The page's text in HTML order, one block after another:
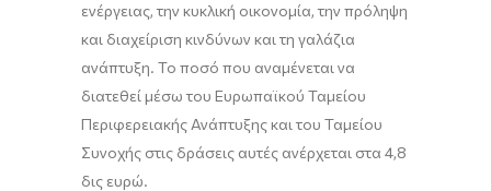
ενέργειας, την κυκλική οικονομία, την πρόληψη
και διαχείριση κινδύνων και τη γαλάζια
ανάπτυξη. Το ποσό που αναμένεται να
διατεθεί μέσω του Ευρωπαϊκού Ταμείου
Περιφερειακής Ανάπτυξης και του Ταμείου
Συνοχής στις δράσεις αυτές ανέρχεται στα 4,8
δις ευρώ.